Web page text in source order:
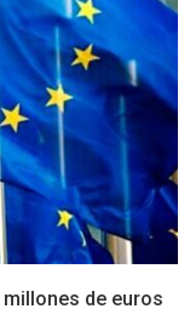
millones de euros